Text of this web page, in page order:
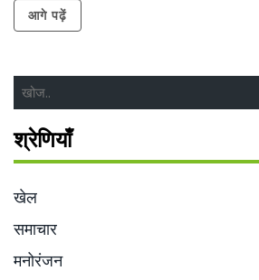
आगे पढ़ें
श्रेणियाँ
खेल
समाचार
मनोरंजन